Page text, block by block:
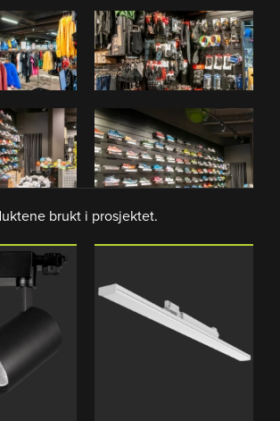
brukt i prosjektet.
PRODUKTSIDE